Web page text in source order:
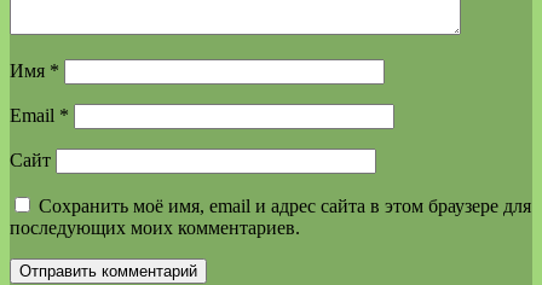
Имя *
Email *
Сайт
Сохранить моё имя, email и адрес сайта в этом браузере для
последующих моих комментариев.